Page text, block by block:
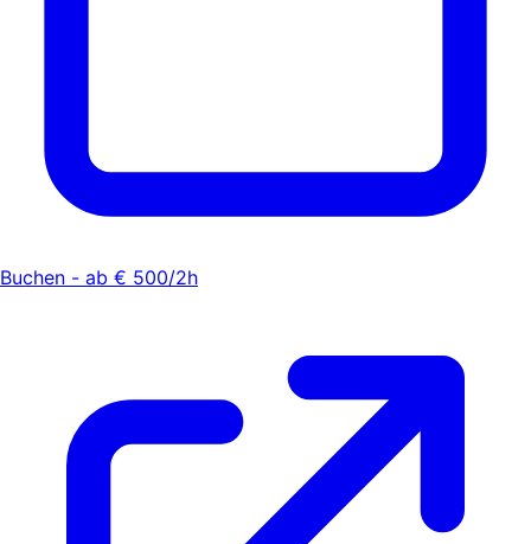
Buchen - ab € 500/2h